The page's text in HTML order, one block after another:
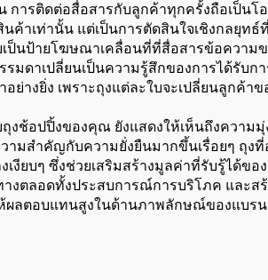
ารติดต่อสื่อสารกับลูกค้าทุกครั้งถือเป็น
ค้าเท่านั้น แต่เป็นการตัดสินใจเชิงกลยุ
นป้ายโฆษณาเคลื่อนที่ที่สื่อสารข้อความ
ดาเปลี่ยนเป็นความรู้สึกของการได้รับ
างยิ่ง เพราะถุงแต่ละใบจะเปลี่ยนลูกค้
งช้อปปิ้งของคุณ ยังแสดงให้เห็นถึงควา
มสำคัญกับความยั่งยืนมากขึ้นเรื่อยๆ ถุง
งียบๆ ซึ่งช่วยเสริมสร้างมูลค่าที่รับรู้ได้
ตลอดทั้งประสบการณ์การบริโภค และ
ผลตอบแทนสูงในด้านภาพลักษณ์ของแบร